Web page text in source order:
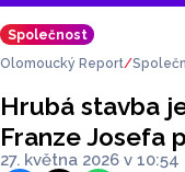
Společnost
Olomoucký Report
Hrubá stavba
Franze Josefa
27. května 2026 v 10:54